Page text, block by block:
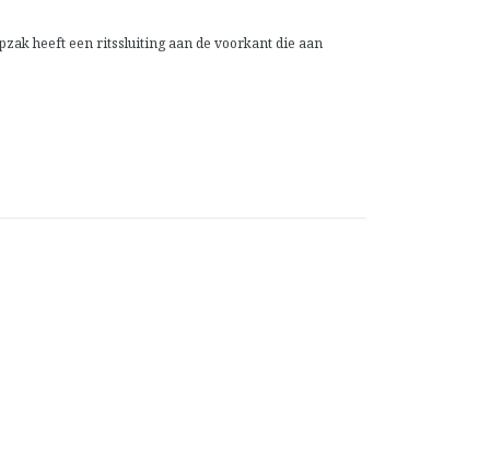
heeft een ritssluiting aan de voorkant die aan